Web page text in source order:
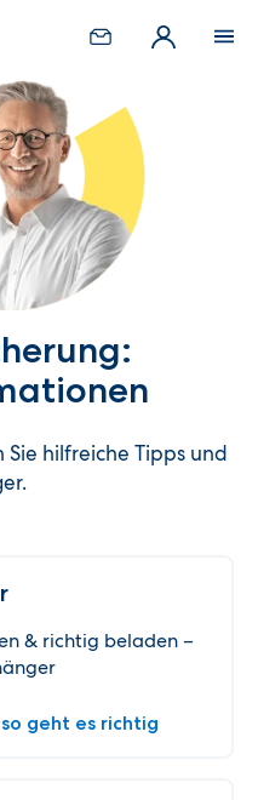
hilfreiche Tipps und
& richtig beladen –
geht es richtig